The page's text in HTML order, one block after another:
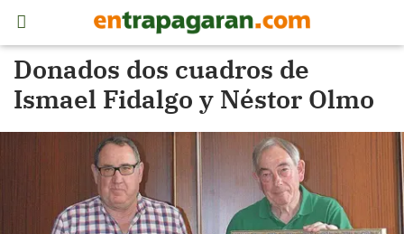
Donados dos cuadros de
Ismael Fidalgo y Néstor Olmo